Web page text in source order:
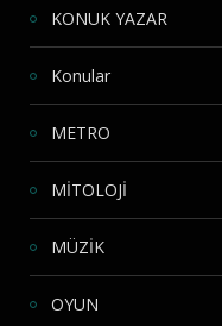
KONUK YAZAR
Konular
METRO
MİTOLOJİ
MÜZİK
OYUN